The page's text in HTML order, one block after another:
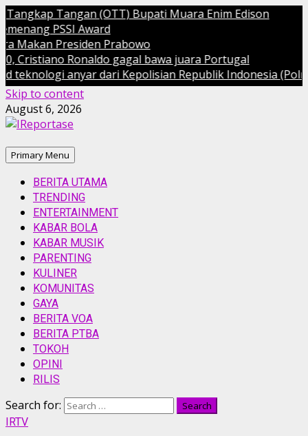
Tangan (OTT) Bupati Muara Enim Edison
PSSI Award
Presiden Prabowo
Ronaldo gagal bawa juara Portugal
anyar dari Kepolisian Republik Indonesia (Polri)
Skip to content
August 6, 2026
Primary Menu
BERITA UTAMA
TRENDING
ENTERTAINMENT
KABAR BOLA
KABAR MUSIK
PARENTING
KULINER
KOMUNITAS
GAYA
BERITA VOA
BERITA PTBA
TOKOH
OPINI
RILIS
Search for:
IRTV